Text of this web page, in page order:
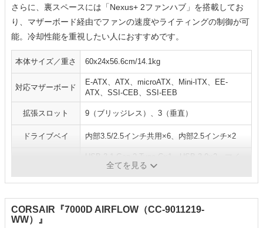
さらに、裏スペースには「Nexus+ 2ファンハブ」を搭載してお
り、マザーボード経由でファンの速度やライティングの制御が可
能。冷却性能を重視したい人におすすめです。
本体サイズ／重さ ‎60x24x56.6cm/14.1kg
対応マザーボード
E-ATX、ATX、microATX、Mini-ITX、EE-
ATX、SSI-CEB、SSI-EEB
拡張スロット 9（ブリッジレス）、3（垂直）
ドライブベイ 内部3.5/2.5インチ共用×6、内部2.5インチ×2
ク×1、ヘッドホン×1
全てを見る
‎CORSAIR『7000D AIRFLOW（CC-9011219-
WW）』